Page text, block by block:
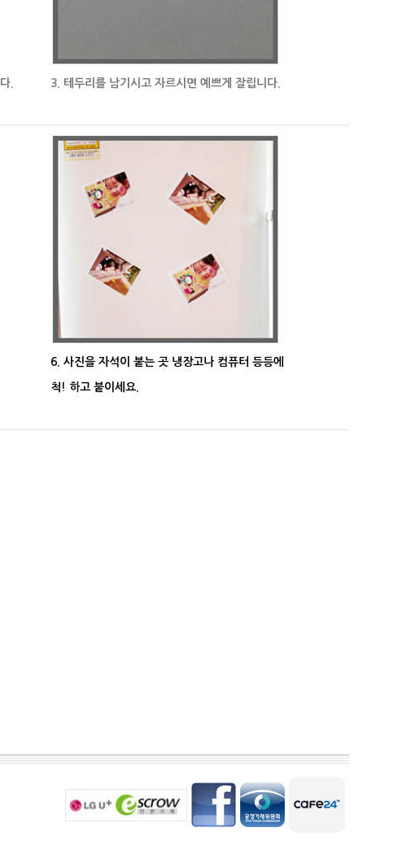
. 3. 테두리를 남기시고 자르시면 예쁘게 잘립니다.
6. 사진을 자석이 붙는 곳 냉장고나 컴퓨터 등등에
척! 하고 붙이세요.